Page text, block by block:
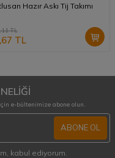
Hazır Askı Tij Takımı
TL
TL
e-bültenimize abone olun.
ABONE OL
kabul ediyorum.